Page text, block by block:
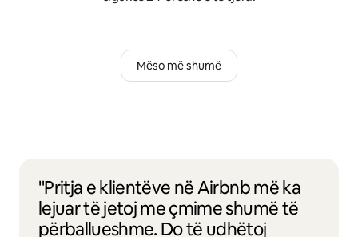
Mëso më shumë
"Pritja e klientëve në Airbnb më ka
lejuar të jetoj me çmime shumë të
përballueshme. Do të udhëtoj